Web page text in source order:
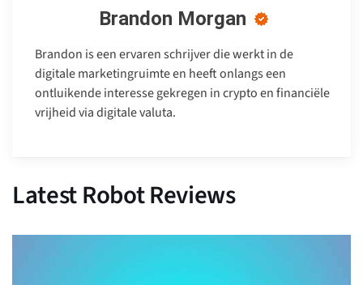
Brandon Morgan
Brandon is een ervaren schrijver die werkt in de
digitale marketingruimte en heeft onlangs een
ontluikende interesse gekregen in crypto en financiële
vrijheid via digitale valuta.
Latest Robot Reviews